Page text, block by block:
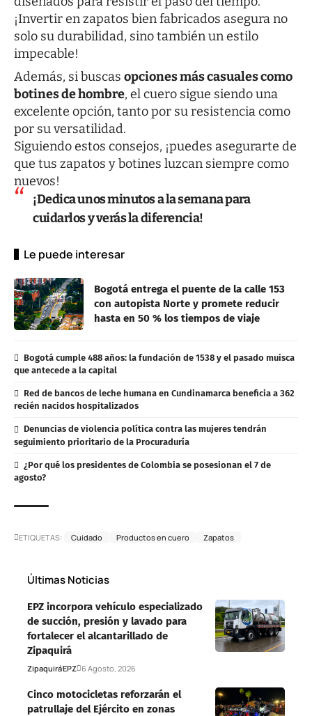
¡Invertir en zapatos bien fabricados asegura no
solo su durabilidad, sino también un estilo
impecable!
Además, si buscas opciones más casuales como
botines de hombre, el cuero sigue siendo una
excelente opción, tanto por su resistencia como
por su versatilidad.
Siguiendo estos consejos, ¡puedes asegurarte de
que tus zapatos y botines luzcan siempre como
nuevos!
¡Dedica unos minutos a la semana para
cuidarlos y verás la diferencia!
Le puede interesar
Bogotá entrega el puente de la calle 153
con autopista Norte y promete reducir
hasta en 50 % los tiempos de viaje
Bogotá cumple 488 años: la fundación de 1538 y el pasado muisca
que antecede a la capital
Red de bancos de leche humana en Cundinamarca beneficia a 362
recién nacidos hospitalizados
Denuncias de violencia política contra las mujeres tendrán
seguimiento prioritario de la Procuraduría
¿Por qué los presidentes de Colombia se posesionan el 7 de
agosto?
ETIQUETAS: Cuidado Productos en cuero Zapatos
Últimas Noticias
EPZ incorpora vehículo especializado
de succión, presión y lavado para
fortalecer el alcantarillado de
Zipaquirá
ZipaquiráEPZ 6 Agosto, 2026
Cinco motocicletas reforzarán el
patrullaje del Ejército en zonas